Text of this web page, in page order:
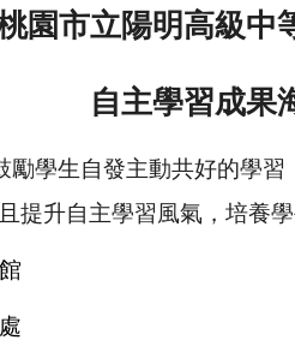
園市立陽明高級中
自主學習成果
勵學生自發主動共好的學
提升自主學習風氣，培養